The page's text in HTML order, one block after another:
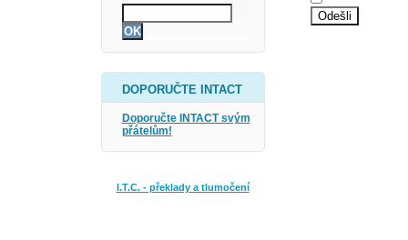
DOPORUČTE INTACT
Doporučte INTACT svým
přátelům!
I.T.C. - překlady a tlumočení